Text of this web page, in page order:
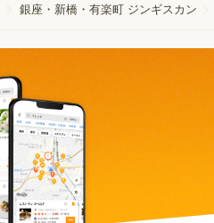
銀座・新橋・有楽町 ジンギスカン